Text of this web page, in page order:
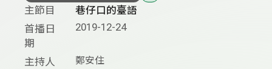
主節目
巷仔口的臺語
首播日
期
2019-12-24
主持人 鄭安住